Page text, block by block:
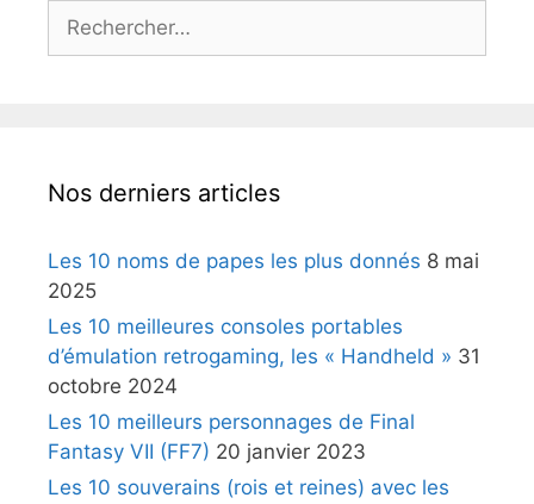
Nos derniers articles
Les 10 noms de papes les plus donnés 8 mai
2025
Les 10 meilleures consoles portables
d’émulation retrogaming, les « Handheld » 31
octobre 2024
Les 10 meilleurs personnages de Final
Fantasy VII (FF7) 20 janvier 2023
Les 10 souverains (rois et reines) avec les